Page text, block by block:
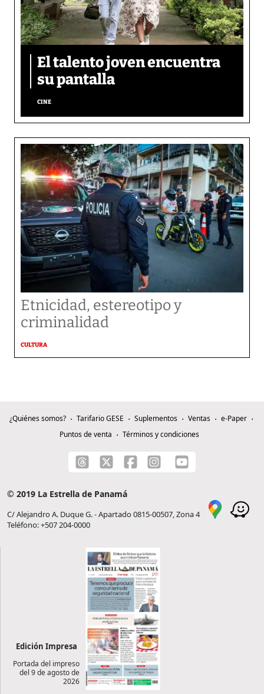
El talento joven encuentra
su pantalla​
CINE
Etnicidad, estereotipo y
criminalidad
CULTURA
¿Quiénes somos? Tarifario GESE Suplementos Ventas
e-Paper
Puntos de venta
Términos y condiciones
© 2019 La Estrella de Panamá
C/ Alejandro A. Duque G. - Apartado 0815-00507, Zona 4
Teléfono: +507 204-0000
Edición Impresa
Portada del impreso
del 9 de agosto de
2026